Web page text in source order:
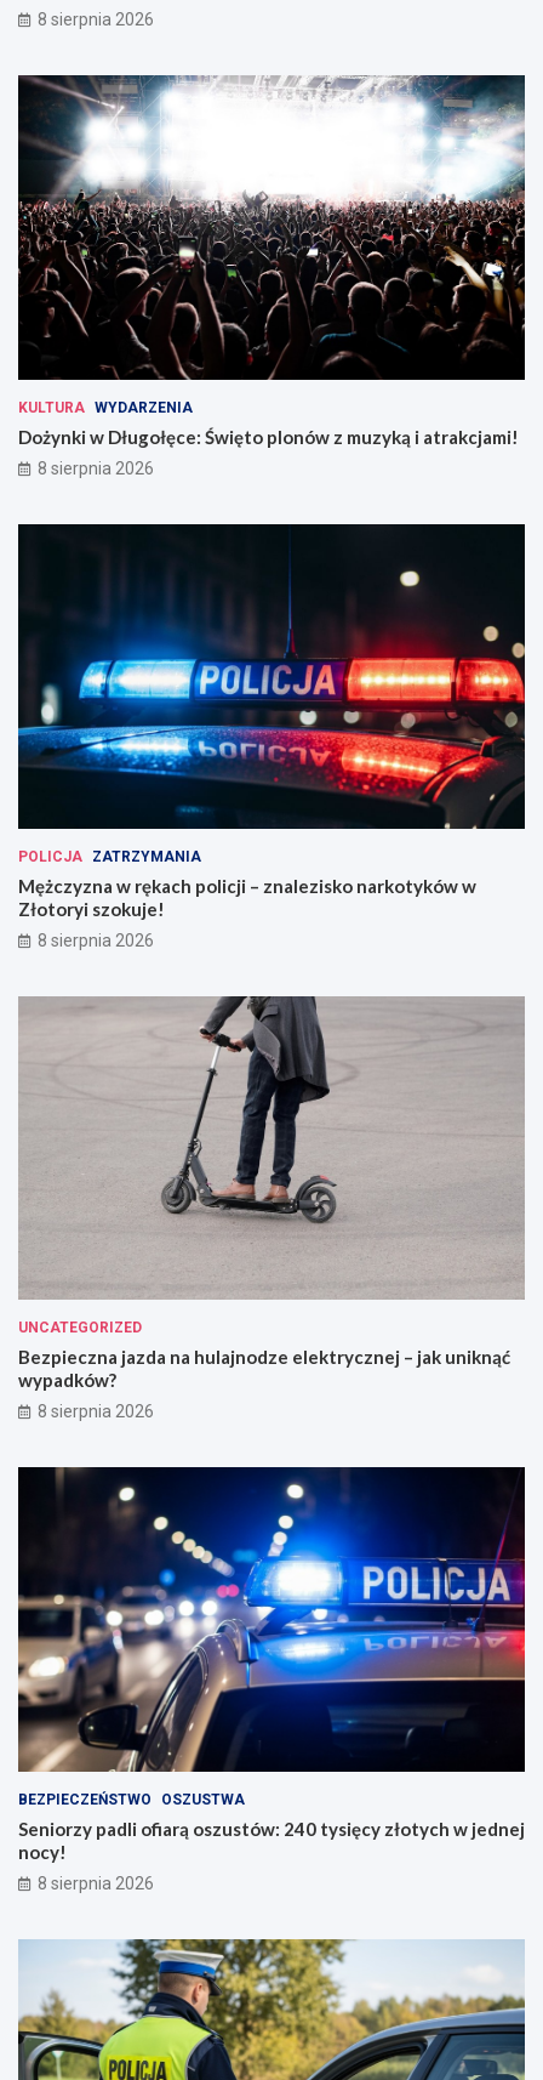
8 sierpnia 2026
KULTURA WYDARZENIA
Dożynki w Długołęce: Święto plonów z muzyką i atrakcjami!
8 sierpnia 2026
POLICJA ZATRZYMANIA
Mężczyzna w rękach policji – znalezisko narkotyków w
Złotoryi szokuje!
8 sierpnia 2026
UNCATEGORIZED
Bezpieczna jazda na hulajnodze elektrycznej – jak uniknąć
wypadków?
8 sierpnia 2026
BEZPIECZEŃSTWO OSZUSTWA
Seniorzy padli ofiarą oszustów: 240 tysięcy złotych w jednej
nocy!
8 sierpnia 2026